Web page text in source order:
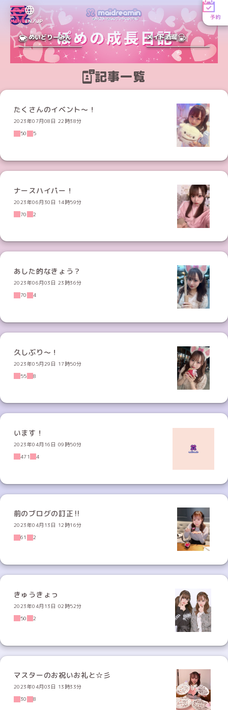
MENUEN／JP
予約
めいどりーみん メイド酒場
記事一覧
たくさんのイベント〜！
2023年07月08日 22時38分
50
5
ナースハイパー！
2023年06月30日 14時59分
70
2
あした的なきょう？
2023年06月03日 23時36分
70
4
久しぶり〜！
2023年05月29日 17時50分
55
8
います！
2023年04月16日 09時50分
471
4
前のブログの訂正‼️
2023年04月13日 12時16分
61
2
きゅうきょっ
2023年04月13日 02時52分
50
2
マスターのお祝いお礼と☆彡
2023年04月03日 13時33分
30
8